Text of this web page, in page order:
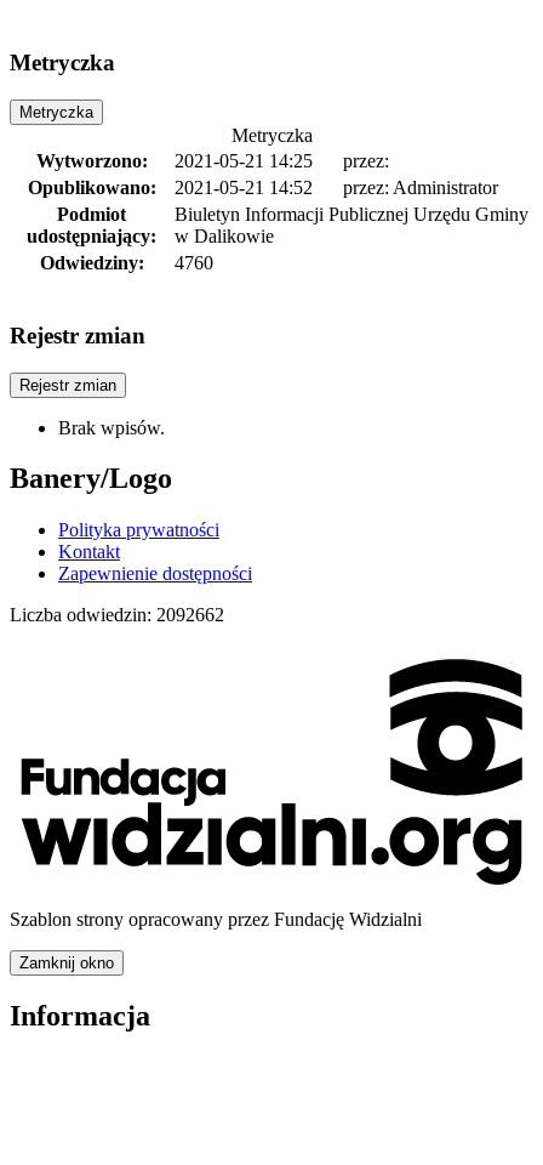
Metryczka
Metryczka
Metryczka
Wytworzono:
2021-05-21 14:25
przez:
Opublikowano:
2021-05-21 14:52 przez: Administrator
Podmiot
udostępniający:
Biuletyn Informacji Publicznej Urzędu Gminy
w Dalikowie
Odwiedziny:
4760
Rejestr zmian
Rejestr zmian
Brak wpisów.
Banery/Logo
Polityka prywatności
Kontakt
Zapewnienie dostępności
Liczba odwiedzin: 2092662
Szablon strony opracowany przez Fundację Widzialni
Zamknij okno
Informacja